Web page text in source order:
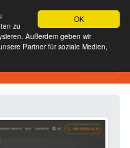
OK
zu
Außerdem geben wir
Partner für soziale Medien,